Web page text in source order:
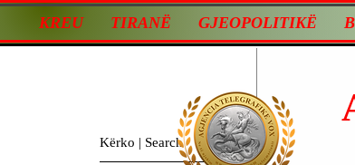
KREU TIRANË GJEOPOLITIKË